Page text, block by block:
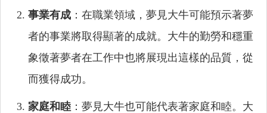
事業有成 ：在職業領域，夢見大牛可能預示著夢
者的事業將取得顯著的成就。大牛的勤勞和穩重
象徵著夢者在工作中也將展現出這樣的品質，從
而獲得成功。
家庭和睦 ：夢見大牛也可能代表著家庭和睦。大